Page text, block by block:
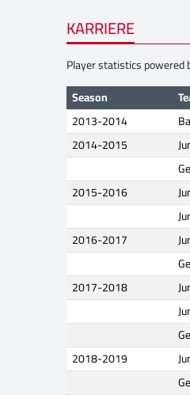
KARRIERE
Player statistics powered
Season
2013-2014
2014-2015
2015-2016
2016-2017
2017-2018
2018-2019